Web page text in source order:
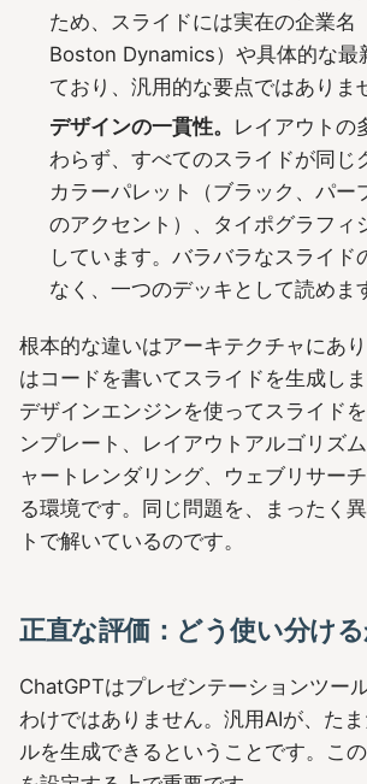
ため、スライドには実在の企業名
Boston Dynamics）や具体的な最
ており、汎用的な要点ではありま
デザインの一貫性。 レイアウトの
わらず、すべてのスライドが同じ
カラーパレット（ブラック、パー
のアクセント）、タイポグラフィ
しています。バラバラなスライド
なく、一つのデッキとして読めま
根本的な違いはアーキテクチャにあ
はコードを書いてスライドを生成し
デザインエンジンを使ってスライド
ンプレート、レイアウトアルゴリズ
ャートレンダリング、ウェブリサー
る環境です。同じ問題を、まったく
トで解いているのです。
正直な評価：どう使い分け
ChatGPTはプレゼンテーションツー
わけではありません。汎用AIが、た
ルを生成できるということです。こ